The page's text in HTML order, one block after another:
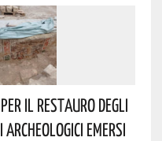
Il Restauro Degli
Emersi